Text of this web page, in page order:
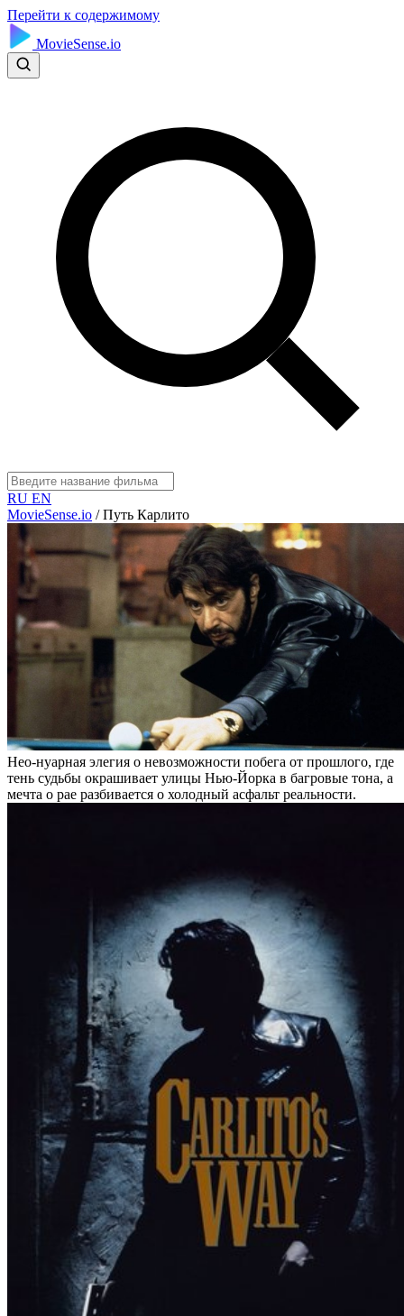
Перейти к содержимому
MovieSense.io
RU EN
MovieSense.io / Путь Карлито
Нео-нуарная элегия о невозможности побега от прошлого, где
тень судьбы окрашивает улицы Нью-Йорка в багровые тона, а
мечта о рае разбивается о холодный асфальт реальности.